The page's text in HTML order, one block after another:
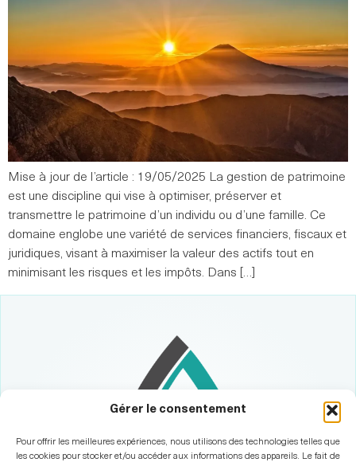
Gérer le consentement
Pour offrir les meilleures expériences, nous utilisons des technologies telles que
les cookies pour stocker et/ou accéder aux informations des appareils. Le fait de
Mise à jour de l’article : 19/05/2025 La gestion de patrimoine
est une discipline qui vise à optimiser, préserver et
transmettre le patrimoine d’un individu ou d’une famille. Ce
domaine englobe une variété de services financiers, fiscaux et
juridiques, visant à maximiser la valeur des actifs tout en
minimisant les risques et les impôts. Dans […]